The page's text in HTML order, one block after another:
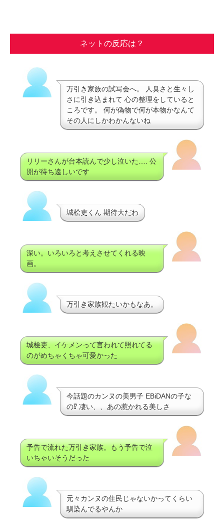
ネットの反応は？
万引き家族の試写会へ。 人臭さと生々し
さに引き込まれて 心の整理をしていると
ころです。 何が偽物で何が本物かなんて
その人にしかわかんないね
リリーさんが台本読んで少し泣いた…. 公
開が待ち遠しいです
城桧吏くん 期待大だわ
深い。いろいろと考えさせてくれる映
画。
万引き家族観たいかもなあ。
城桧吏、イケメンって言われて照れてる
のがめちゃくちゃ可愛かった
今話題のカンヌの美男子 EBiDANの子な
の⁉ 凄い、、あの惹かれる美しさ
予告で流れた万引き家族。もう予告で泣
いちゃいそうだった
元々カンヌの住民じゃないかってくらい
馴染んでるやんか